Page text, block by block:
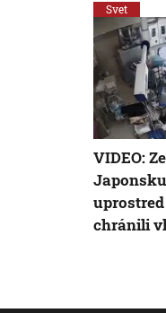
Svet
VIDEO:
chránili